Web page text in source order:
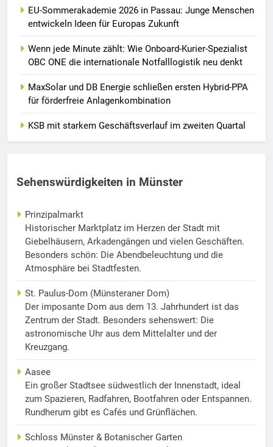
EU-Sommerakademie 2026 in Passau: Junge Menschen
entwickeln Ideen für Europas Zukunft
Wenn jede Minute zählt: Wie Onboard-Kurier-Spezialist
OBC ONE die internationale Notfalllogistik neu denkt
MaxSolar und DB Energie schließen ersten Hybrid-PPA
für förderfreie Anlagenkombination
KSB mit starkem Geschäftsverlauf im zweiten Quartal
Sehenswürdigkeiten in Münster
Prinzipalmarkt
Historischer Marktplatz im Herzen der Stadt mit
Giebelhäusern, Arkadengängen und vielen Geschäften.
Besonders schön: Die Abendbeleuchtung und die
Atmosphäre bei Stadtfesten.
St. Paulus-Dom (Münsteraner Dom)
Der imposante Dom aus dem 13. Jahrhundert ist das
Zentrum der Stadt. Besonders sehenswert: Die
astronomische Uhr aus dem Mittelalter und der
Kreuzgang.
Aasee
Ein großer Stadtsee südwestlich der Innenstadt, ideal
zum Spazieren, Radfahren, Bootfahren oder Entspannen.
Rundherum gibt es Cafés und Grünflächen.
Schloss Münster & Botanischer Garten